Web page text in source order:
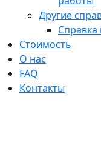
Другие
Справка
Стоимость
О нас
FAQ
Контакты